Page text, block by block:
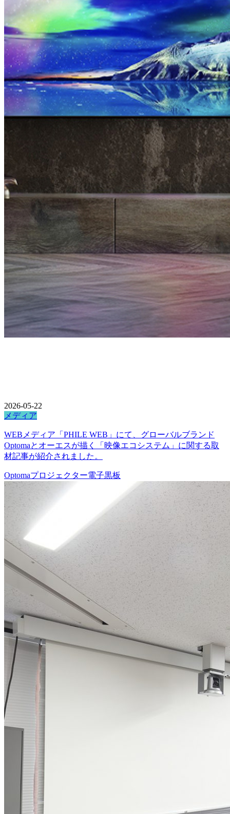
2026-05-22
メディア
WEBメディア「PHILE WEB」にて、グローバルブランド
Optomaとオーエスが描く「映像エコシステム」に関する取
材記事が紹介されました。
Optomaプロジェクター電子黒板